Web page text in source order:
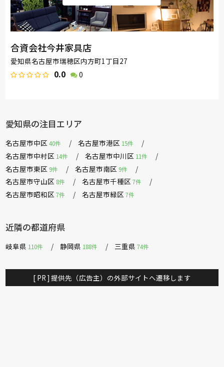
合資会社今井家具店
愛知県名古屋市瑞穂区内方町1丁目27
0.0 0
愛知県の注目エリア
名古屋市中区40件 名古屋市港区 15件
名古屋市中村区 14件 名古屋市中川区 11件
名古屋市東区 9件 名古屋市南区 9件
名古屋市守山区 8件 名古屋市千種区7件
名古屋市昭和区7件 名古屋市緑区7件
近隣の都道府県
岐阜県 110件 静岡県 188件 三重県74件
[ PR ] 提供先（広告主）の外部サイトへ遷移します